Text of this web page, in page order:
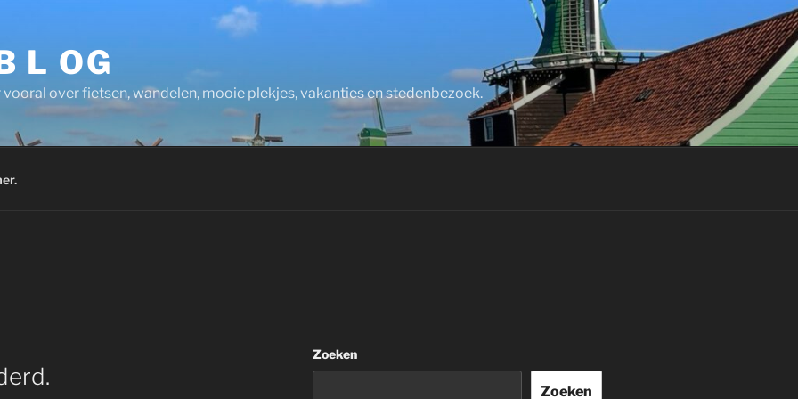
L OG
over fietsen, wandelen, mooie plekjes, vakanties en stedenbezoek.
Zoeken
Zoeken